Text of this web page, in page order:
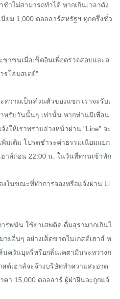
าไม่สามารถทำได้ หากเกินเวลาดัง
นียม 1,000 ดอลลาร์สหรัฐฯ ทุกครึ่งชั่ว
าชนเมื่อเช็คอินเพื่อตรวจสอบและล
รโฮมสเตย์"
วามเป็นส่วนตัวของแขก เราจะรับเ
หรับวันนั้นๆ เท่านั้น หากท่านมีเพื่อน
งให้เราทราบล่วงหน้าผ่าน "Line" จะ
มเติม โปรดชำระค่าธรรมเนียมแยก
ฮาส์ก่อน 22:00 น. ในวันที่ท่านเข้าพัก
งในขณะที่ทำการจองหรือแจ้งผ่าน Li
รพนัน ใช้ยาเสพติด ดื่มสุรามากเกินไ
ยอื่นๆ อย่างเด็ดขาดในเกสต์เฮาส์ ห
นควันบุหรี่หรือกลิ่นเคตามีนระหว่างก
สต์เฮาส์จะจ้างบริษัททำความสะอาด
า 15,000 ดอลลาร์ ผู้ฝ่าฝืนจะถูกแจ้